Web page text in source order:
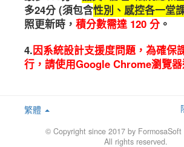
多24分 (須包含性別、感控各一堂
照更新時， 積分數需達 120 分 。
4.因系統設計支援度問題，為確保
行，請使用Google Chrome瀏覽器
繁體
© Copyright since 2017 by FormosaSoft
All rights reserved.